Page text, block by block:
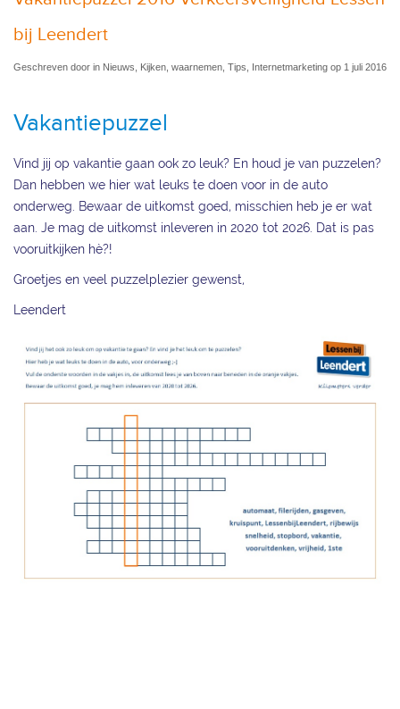
bij Leendert
Geschreven door in Nieuws, Kijken, waarnemen, Tips, Internetmarketing op 1 juli 2016
Vakantiepuzzel
Vind jij op vakantie gaan ook zo leuk? En houd je van puzzelen?
Dan hebben we hier wat leuks te doen voor in de auto
onderweg. Bewaar de uitkomst goed, misschien heb je er wat
aan. Je mag de uitkomst inleveren in 2020 tot 2026. Dat is pas
vooruitkijken hè?!
Groetjes en veel puzzelplezier gewenst,
Leendert